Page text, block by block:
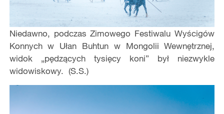
Niedawno, podczas Zimowego Festiwalu Wyścigów
Konnych w Ułan Buhtun w Mongolii Wewnętrznej,
widok „pędzących tysięcy koni” był niezwykle
widowiskowy. (S.S.)